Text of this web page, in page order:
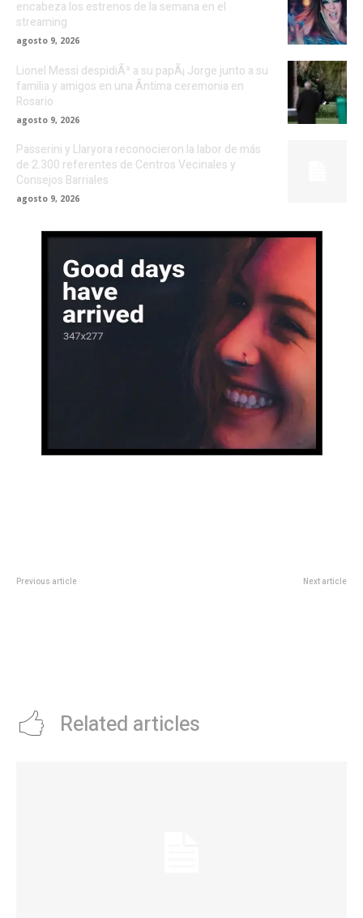
encabeza los estrenos de la semana en el
streaming
agosto 9, 2026
Lionel Messi despidiÃ³ a su papÃ¡ Jorge junto a su
familia y amigos en una Ã­ntima ceremonia en
Rosario
agosto 9, 2026
Passerini y Llaryora reconocieron la labor de más
de 2.300 referentes de Centros Vecinales y
Consejos Barriales
agosto 9, 2026
Previous article Next article
Related articles